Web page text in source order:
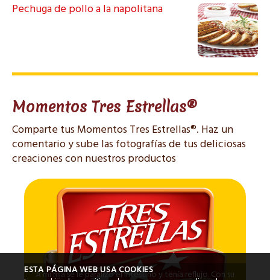
Pechuga de pollo a la napolitana
Momentos Tres Estrellas®
Comparte tus Momentos Tres Estrellas®. Haz un
comentario y sube las fotografías de tus deliciosas
creaciones con nuestros productos
A mi hija se le paralizó el intestino y tenía reflujo. Con su
ESTA PÁGINA WEB USA COOKIES